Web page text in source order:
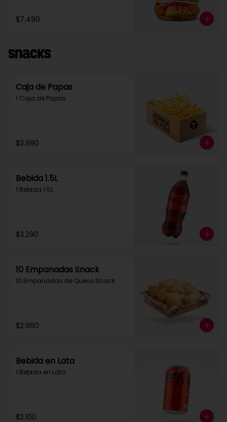
$7.490
Snacks
Caja de Papas
1 Caja de Papas
$3.990
Bebida 1.5L
1 Bebida 1.5L
$3.290
10 Empanadas Snack
10 Empanadas de Queso Snack
$2.990
Bebida en Lata
1 Bebida en Lata
$2.100